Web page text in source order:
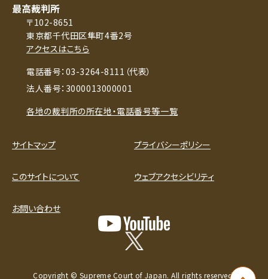
最高裁判所
〒102-8651
東京都千代田区隼町4番2号
アクセスはこちら
電話番号：03-3264-8111（代表）
法人番号：3000013000001
各地の裁判所の所在地・電話番号等一覧
サイトマップ プライバシーポリシー
このサイトについて ウェブアクセシビリティ
お問い合わせ
Copyright © Supreme Court of Japan. All rights reserved.